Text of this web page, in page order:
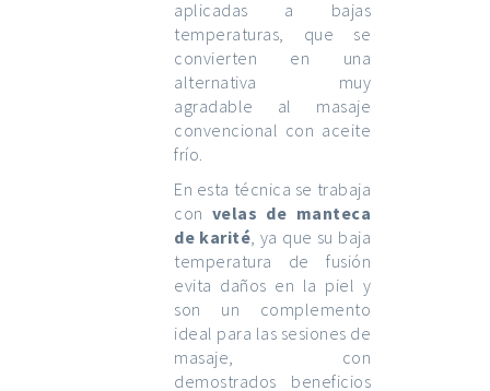
aplicadas a bajas
temperaturas, que se
convierten en una
alternativa muy
agradable al masaje
convencional con aceite
frío.
En esta técnica se trabaja
con velas de manteca
de karité, ya que su baja
temperatura de fusión
evita daños en la piel y
son un complemento
ideal para las sesiones de
masaje, con
demostrados beneficios